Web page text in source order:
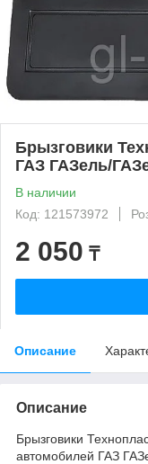
Брызговики
ГАЗ ГАЗель/
В наличии
Код: 121573972
2 050 ₸
Описание
Описание
Брызговики
автомобилей ГАЗ